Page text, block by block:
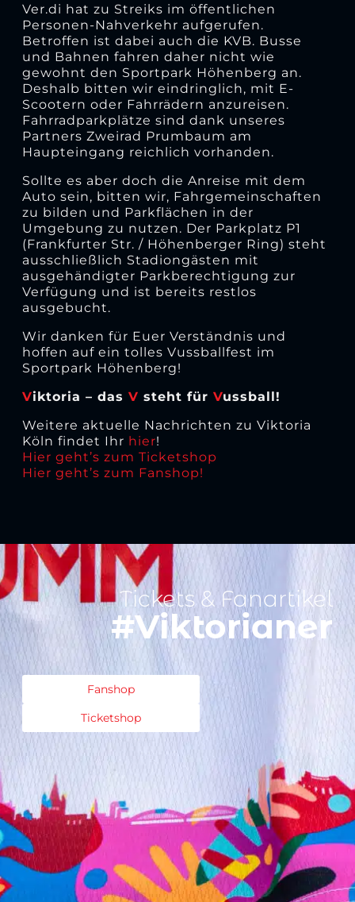
Ver.di hat zu Streiks im öffentlichen
Personen-Nahverkehr aufgerufen.
Betroffen ist dabei auch die KVB. Busse
und Bahnen fahren daher nicht wie
gewohnt den Sportpark Höhenberg an.
Deshalb bitten wir eindringlich, mit E-
Scootern oder Fahrrädern anzureisen.
Fahrradparkplätze sind dank unseres
Partners Zweirad Prumbaum am
Haupteingang reichlich vorhanden.
Sollte es aber doch die Anreise mit dem
Auto sein, bitten wir, Fahrgemeinschaften
zu bilden und Parkflächen in der
Umgebung zu nutzen. Der Parkplatz P1
(Frankfurter Str. / Höhenberger Ring) steht
ausschließlich Stadiongästen mit
ausgehändigter Parkberechtigung zur
Verfügung und ist bereits restlos
ausgebucht.
Wir danken für Euer Verständnis und
hoffen auf ein tolles Vussballfest im
Sportpark Höhenberg!
Viktoria – das V steht für Vussball!
Weitere aktuelle Nachrichten zu Viktoria
Köln findet Ihr hier!
Hier geht’s zum Ticketshop
Hier geht’s zum Fanshop!
Tickets & Fanartikel
#Viktorianer
Fanshop
Ticketshop